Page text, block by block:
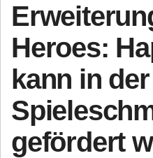
Heroes:
kann in der
gefördert